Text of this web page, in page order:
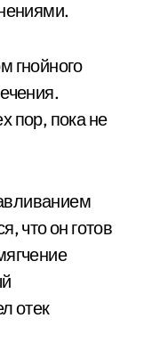
гнойного
пор, пока не
что он готов
отек